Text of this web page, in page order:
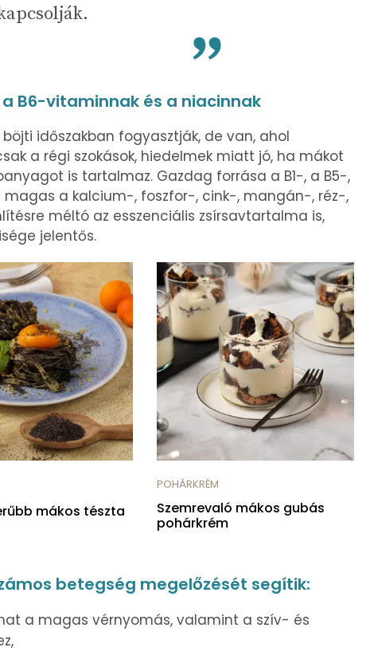
B6-vitaminnak és a niacinnak
időszakban fogyasztják, de van, ahol
a régi szokások, hiedelmek miatt jó, ha mákot
is tartalmaz. Gazdag forrása a B1-, a B5-,
a kalcium-, foszfor-, cink-, mangán-, réz-,
méltó az esszenciális zsírsavtartalma is,
jelentős.
mákos tészta
POHÁRKRÉM
Szemrevaló mákos gubás
pohárkrém
betegség megelőzését segítik:
a magas vérnyomás, valamint a szív- és